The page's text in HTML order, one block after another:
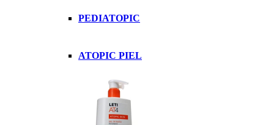
PEDIATOPIC
ATOPIC PIEL